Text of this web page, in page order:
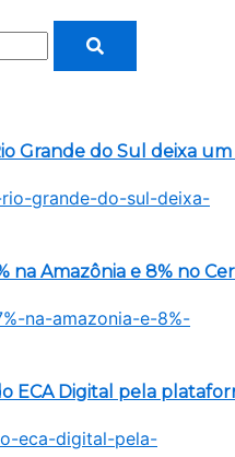
Grande do Sul deixa
na Amazônia e 8% no
ECA Digital pela